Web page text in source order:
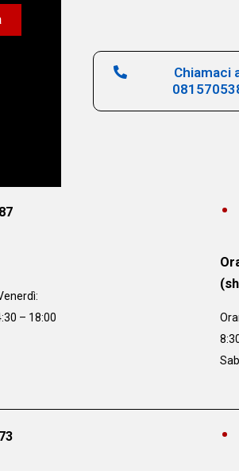
Chiamaci
– 18:00